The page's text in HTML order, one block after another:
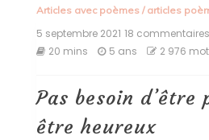
Articles avec poèmes/ articles
5 septembre 2021 18 commentaires
20 mins 5 ans 2 976
Pas besoin
être heureux